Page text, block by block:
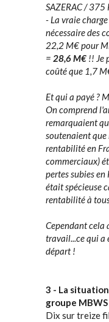
SAZERAC / 375
- La vraie
nécessaire des
22,2 M€ pour
= 28,6 M€ !! Je
coûté que 1,7
Et qui a payé ?
On comprend
remarquaient
soutenaient que
rentabilité en
commerciaux)
pertes subies
était spécieuse
rentabilité à
Cependant cela
travail...ce qui a
départ !
3 - La
groupe MBWS
Dix sur treize